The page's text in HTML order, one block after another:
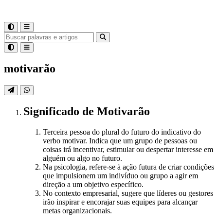
motivarão
Significado de Motivarão
Terceira pessoa do plural do futuro do indicativo do
verbo motivar. Indica que um grupo de pessoas ou
coisas irá incentivar, estimular ou despertar interesse em
alguém ou algo no futuro.
Na psicologia, refere-se à ação futura de criar condições
que impulsionem um indivíduo ou grupo a agir em
direção a um objetivo específico.
No contexto empresarial, sugere que líderes ou gestores
irão inspirar e encorajar suas equipes para alcançar
metas organizacionais.